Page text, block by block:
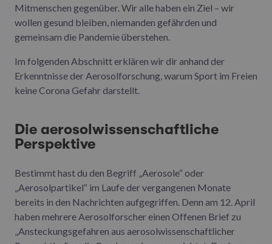
Mitmenschen gegenüber. Wir alle haben ein Ziel – wir
wollen gesund bleiben, niemanden gefährden und
gemeinsam die Pandemie überstehen.
Im folgenden Abschnitt erklären wir dir anhand der
Erkenntnisse der Aerosolforschung, warum Sport im Freien
keine Corona Gefahr darstellt.
Die aerosolwissenschaftliche
Perspektive
Bestimmt hast du den Begriff „Aerosole“ oder
„Aerosolpartikel“ im Laufe der vergangenen Monate
bereits in den Nachrichten aufgegriffen. Denn am 12. April
haben mehrere Aerosolforscher einen Offenen Brief zu
„Ansteckungsgefahren aus aerosolwissenschaftlicher